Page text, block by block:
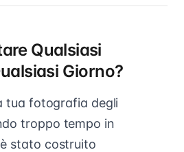
Qualsiasi
Giorno?
tua fotografia degli
troppo tempo in
stato costruito